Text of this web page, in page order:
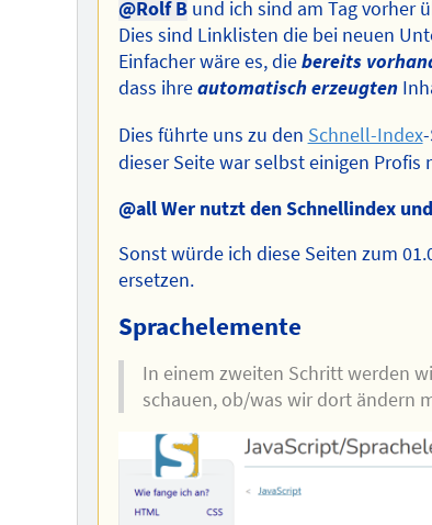
@Rolf Bund ich sind am Tag vorher
Dies sind Linklisten die bei neuen
Einfacher wäre es, diebereits
dass ihreautomatisch erzeugten
Dies führte uns zu den Schnell-Index
dieser Seite war selbst einigen Profis
@all Wer nutzt den Schnellindex
Sonst würde ich diese Seiten zum
ersetzen.
Sprachelemente
In einem zweiten Schritt werden
schauen, ob/was wir dort ändern